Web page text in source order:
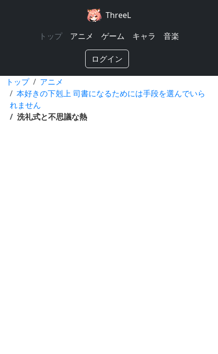
ThreeL
トップ
アニメ ゲーム キャラ 音楽
ログイン
トップ
アニメ
本好きの下剋上 司書になるためには手段を選んでいら
れません
洗礼式と不思議な熱